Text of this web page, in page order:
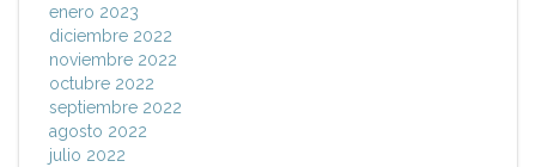
enero 2023
diciembre 2022
noviembre 2022
octubre 2022
septiembre 2022
agosto 2022
julio 2022